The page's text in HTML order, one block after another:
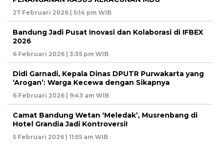
27 Februari 2026 | 5:14 pm WIB
Bandung Jadi Pusat Inovasi dan Kolaborasi di IFBEX
2026
6 Februari 2026 | 3:35 pm WIB
Didi Garnadi, Kepala Dinas DPUTR Purwakarta yang
‘Arogan’: Warga Kecewa dengan Sikapnya
6 Februari 2026 | 9:43 am WIB
Camat Bandung Wetan ‘Meledak’, Musrenbang di
Hotel Grandia Jadi Kontroversi!
5 Februari 2026 | 11:55 am WIB